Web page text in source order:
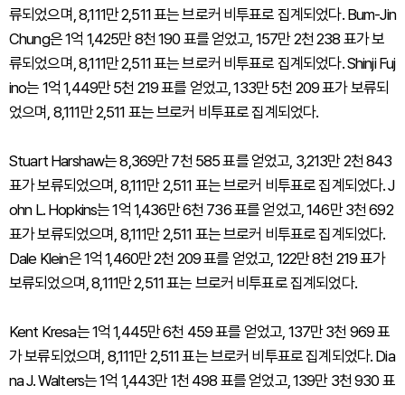
류되었으며, 8,111만 2,511 표는 브로커 비투표로 집계되었다. Bum-Jin
Chung은 1억 1,425만 8천 190 표를 얻었고, 157만 2천 238 표가 보
류되었으며, 8,111만 2,511 표는 브로커 비투표로 집계되었다. Shinji Fuj
ino는 1억 1,449만 5천 219 표를 얻었고, 133만 5천 209 표가 보류되
었으며, 8,111만 2,511 표는 브로커 비투표로 집계되었다.
Stuart Harshaw는 8,369만 7천 585 표를 얻었고, 3,213만 2천 843
표가 보류되었으며, 8,111만 2,511 표는 브로커 비투표로 집계되었다. J
ohn L. Hopkins는 1억 1,436만 6천 736 표를 얻었고, 146만 3천 692
표가 보류되었으며, 8,111만 2,511 표는 브로커 비투표로 집계되었다.
Dale Klein은 1억 1,460만 2천 209 표를 얻었고, 122만 8천 219 표가
보류되었으며, 8,111만 2,511 표는 브로커 비투표로 집계되었다.
Kent Kresa는 1억 1,445만 6천 459 표를 얻었고, 137만 3천 969 표
가 보류되었으며, 8,111만 2,511 표는 브로커 비투표로 집계되었다. Dia
na J. Walters는 1억 1,443만 1천 498 표를 얻었고, 139만 3천 930 표